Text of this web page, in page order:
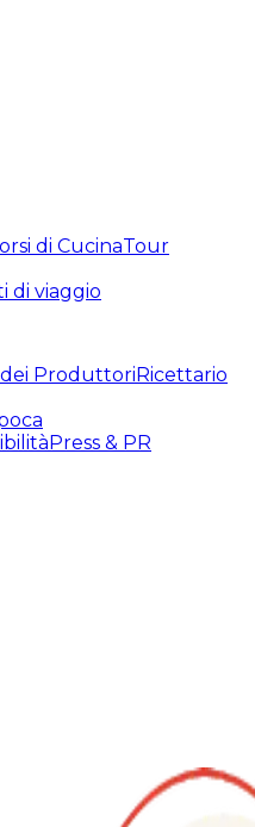
di CucinaTour
di viaggio
ProduttoriRicettario
Press & PR
Esperienze